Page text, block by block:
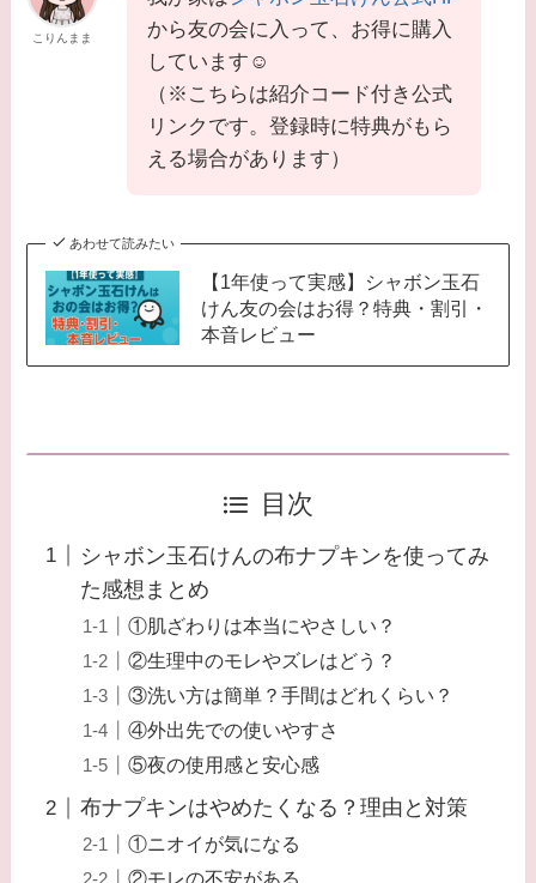
こりんまま
から友の会に入って、お得に購入
しています☺️
（※こちらは紹介コード付き公式
リンクです。登録時に特典がもら
える場合があります）
あわせて読みたい
【1年使って実感】シャボン玉石
けん友の会はお得？特典・割引・
本音レビュー
目次
シャボン玉石けんの布ナプキンを使ってみ
た感想まとめ
①肌ざわりは本当にやさしい？
②生理中のモレやズレはどう？
③洗い方は簡単？手間はどれくらい？
④外出先での使いやすさ
⑤夜の使用感と安心感
布ナプキンはやめたくなる？理由と対策
①ニオイが気になる
②モレの不安がある